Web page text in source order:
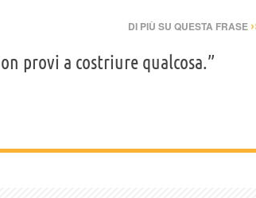
DI PIÙ SU QUESTA FRASE
provi a costriure qualcosa.”